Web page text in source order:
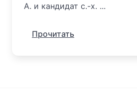
А. и кандидат с.-х. ...
Прочитать